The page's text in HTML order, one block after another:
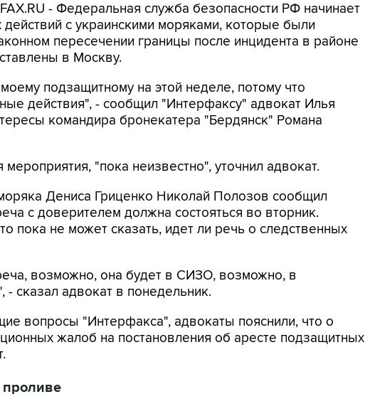
- Федеральная служба безопасности РФ начинает
с украинскими моряками, которые были
пересечении границы после инцидента в районе
в Москву.
подзащитному на этой неделе, потому что
действия", - сообщил "Интерфаксу" адвокат Илья
командира бронекатера "Бердянск" Романа
"пока неизвестно", уточнил адвокат.
Дениса Гриценко Николай Полозов сообщил
с доверителем должна состояться во вторник.
пока не может сказать, идет ли речь о следственных
возможно, она будет в СИЗО, возможно, в
- сказал адвокат в понедельник.
вопросы "Интерфакса", адвокаты пояснили, что о
жалоб на постановления об аресте подзащитных